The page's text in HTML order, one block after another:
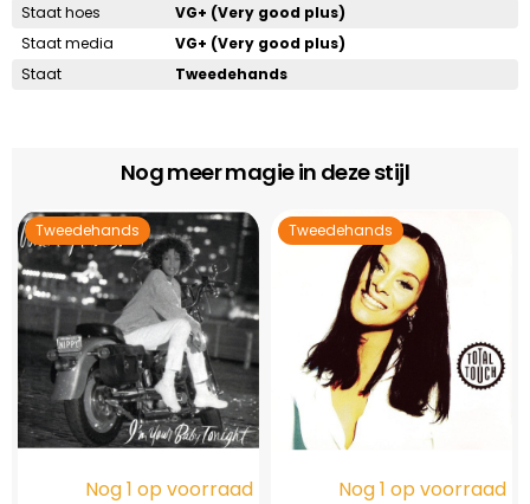
Staat hoes
VG+ (Very good plus)
Staat media
VG+ (Very good plus)
Staat
Tweedehands
Nog meer magie in deze stijl
Tweedehands
Nog 1 op voorraad
Tweedehands
Nog 1 op voorraad